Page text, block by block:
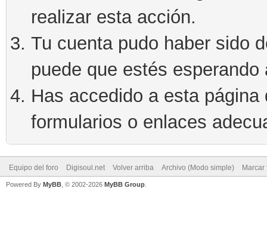
realizar esta acción.
Tu cuenta pudo haber sido
puede que estés esperando
Has accedido a esta
formularios o enlaces
Equipo del foro Digisoul.net Volver arriba Archivo (Modo simple)
Powered By MyBB , © 2002-2026 MyBB Group